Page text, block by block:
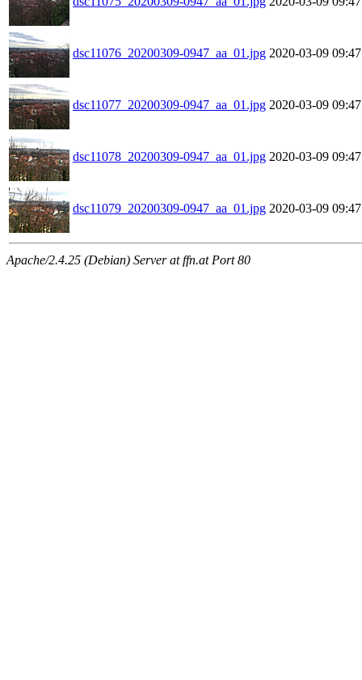
dsc11076_20200309-0947_aa_01.jpg 2020-03-09 09:47
dsc11077_20200309-0947_aa_01.jpg 2020-03-09 09:47
dsc11078_20200309-0947_aa_01.jpg 2020-03-09 09:47
dsc11079_20200309-0947_aa_01.jpg 2020-03-09 09:47
Apache/2.4.25 (Debian) Server at ffn.at Port 80